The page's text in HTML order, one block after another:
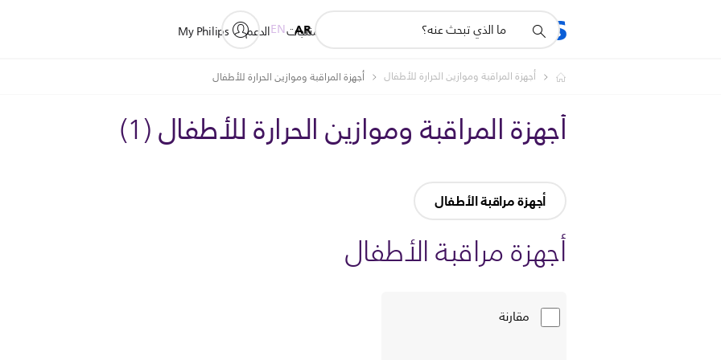
المنتجات الدعم My Philips
أيقونة
دعم
AR
EN
أجهزة المراقبة وموازين الحرارة للأطفال أجهزة المراقبة وموازين الحرارة للأطفال
أجهزة المراقبة وموازين الحرارة للأطفال(
1
)
أجهزة مراقبة الأطفال
أجهزة مراقبة الأطفال
مقارنة